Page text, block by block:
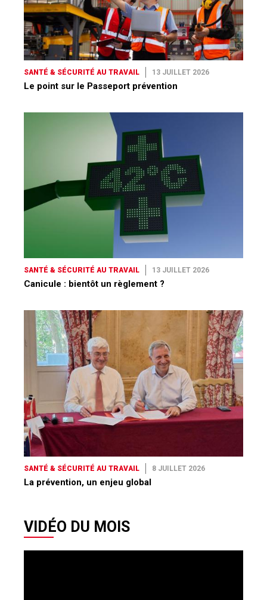
SANTÉ & SÉCURITÉ AU TRAVAIL 13 JUILLET 2026
Le point sur le Passeport prévention
SANTÉ & SÉCURITÉ AU TRAVAIL 13 JUILLET 2026
Canicule : bientôt un règlement ?
SANTÉ & SÉCURITÉ AU TRAVAIL 8 JUILLET 2026
La prévention, un enjeu global
VIDÉO DU MOIS